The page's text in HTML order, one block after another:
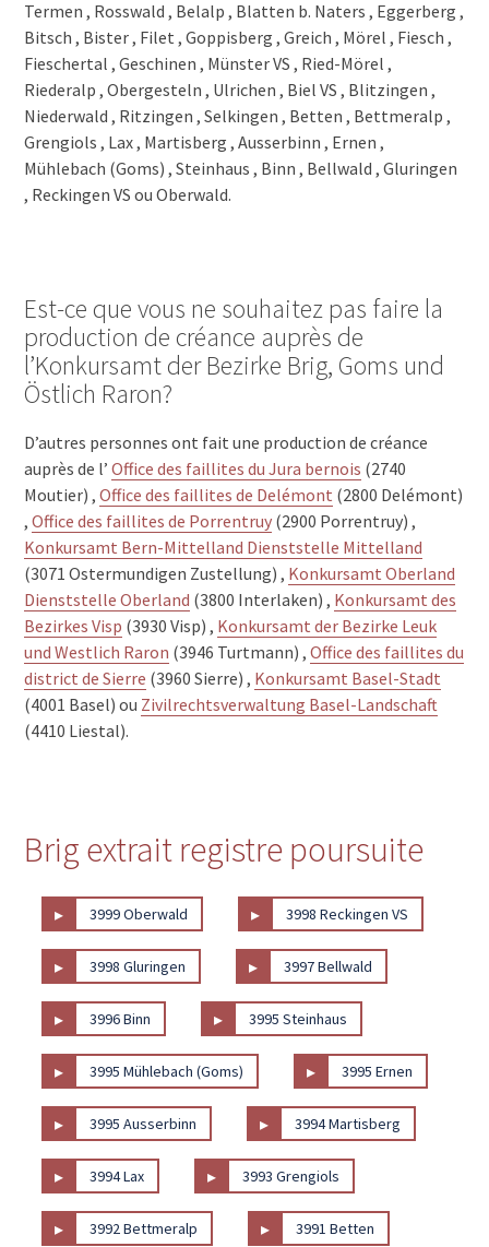
Termen , Rosswald , Belalp , Blatten b. Naters , Eggerberg ,
Bitsch , Bister , Filet , Goppisberg , Greich , Mörel , Fiesch ,
Fieschertal , Geschinen , Münster VS , Ried-Mörel ,
Riederalp , Obergesteln , Ulrichen , Biel VS , Blitzingen ,
Niederwald , Ritzingen , Selkingen , Betten , Bettmeralp ,
Grengiols , Lax , Martisberg , Ausserbinn , Ernen ,
Mühlebach (Goms) , Steinhaus , Binn , Bellwald , Gluringen
, Reckingen VS ou Oberwald.
Est-ce que vous ne souhaitez pas faire la
production de créance auprès de
l’Konkursamt der Bezirke Brig, Goms und
Östlich Raron?
D’autres personnes ont fait une production de créance
auprès de l’Office des faillites du Jura bernois (2740
Moutier) ,Office des faillites de Delémont (2800 Delémont)
,Office des faillites de Porrentruy (2900 Porrentruy) ,
Konkursamt Bern-Mittelland Dienststelle Mittelland
(3071 Ostermundigen Zustellung) , Konkursamt Oberland
Dienststelle Oberland (3800 Interlaken) , Konkursamt des
Bezirkes Visp (3930 Visp) , Konkursamt der Bezirke Leuk
und Westlich Raron (3946 Turtmann) ,Office des faillites du
district de Sierre (3960 Sierre) , Konkursamt Basel-Stadt
(4001 Basel) ou Zivilrechtsverwaltung Basel-Landschaft
(4410 Liestal).
Brig extrait registre poursuite
▸ 3999 Oberwald ▸ 3998 Reckingen VS
▸ 3998 Gluringen ▸ 3997 Bellwald
▸ 3996 Binn ▸ 3995 Steinhaus
▸ 3995 Mühlebach (Goms) ▸ 3995 Ernen
▸ 3995 Ausserbinn ▸ 3994 Martisberg
▸ 3994 Lax ▸ 3993 Grengiols
▸ 3992 Bettmeralp ▸ 3991 Betten